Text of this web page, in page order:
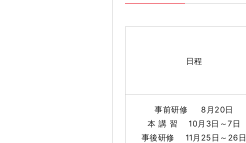
日程
事前研修 8月20日
本 講 習 10月3日～7日
事後研修 11月25日～26日